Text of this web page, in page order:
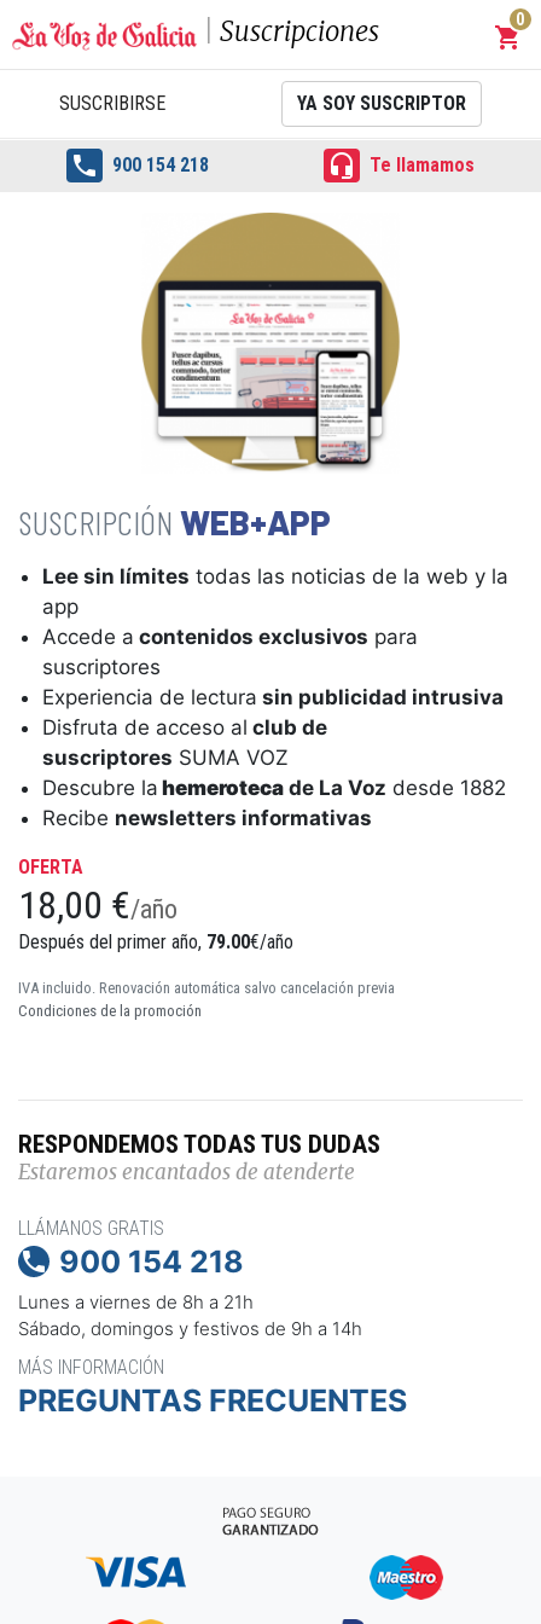
Suscripciones shopping_cart
0
SUSCRIBIRSE YA SOY SUSCRIPTOR
 900 154 218  Te llamamos
WEB+APP
Lee sin límites todas las noticias de la web y la
app
Accede a contenidos exclusivos para
suscriptores
Experiencia de lectura sin publicidad intrusiva
Disfruta de acceso al club de
suscriptores SUMA VOZ
Descubre la hemeroteca de La Voz desde 1882
Recibe newsletters informativas
OFERTA
18,00 €/año
Después del primer año, 79.00€/año
IVA incluido. Renovación automática salvo cancelación previa
Condiciones de la promoción
RESPONDEMOS TODAS TUS DUDAS
Estaremos encantados de atenderte
LLÁMANOS GRATIS
 900 154 218
Lunes a viernes de 8h a 21h
Sábado, domingos y festivos de 9h a 14h
MÁS INFORMACIÓN
PREGUNTAS FRECUENTES